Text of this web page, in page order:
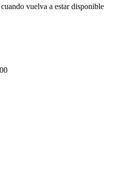
vuelva a estar disponible